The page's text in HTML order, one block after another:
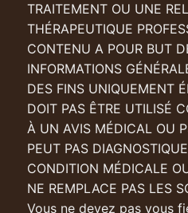
TRAITEMENT OU UNE
THÉRAPEUTIQUE
CONTENU A POUR BUT
INFORMATIONS
DES FINS UNIQUEMENT
DOIT PAS ÊTRE UTILISÉ
À UN AVIS MÉDICAL OU
PEUT PAS
CONDITION MÉDICALE
NE REMPLACE PAS LES
Vous ne devez pas vous